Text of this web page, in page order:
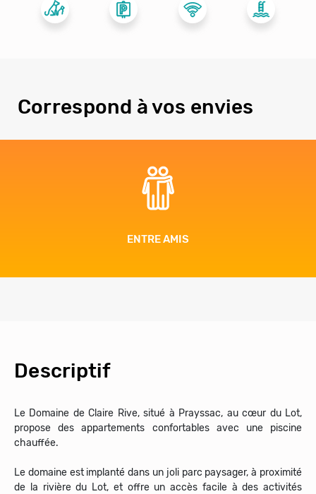
Correspond à vos envies
ENTRE AMIS
Descriptif
Le Domaine de Claire Rive, situé à Prayssac, au cœur du Lot,
propose des appartements confortables avec une piscine
chauffée.
Le domaine est implanté dans un joli parc paysager, à proximité
de la rivière du Lot, et offre un accès facile à des activités